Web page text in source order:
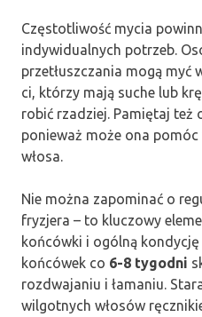
Częstotliwość mycia
indywidualnych potrzeb.
przetłuszczania mogą myć
ci, którzy mają suche lub
robić rzadziej. Pamiętaj też
ponieważ może ona
włosa.
Nie można zapominać o
fryzjera – to kluczowy
końcówki i ogólną
końcówek co 6-8 tygodni
rozdwajaniu i łamaniu.
wilgotnych włosów